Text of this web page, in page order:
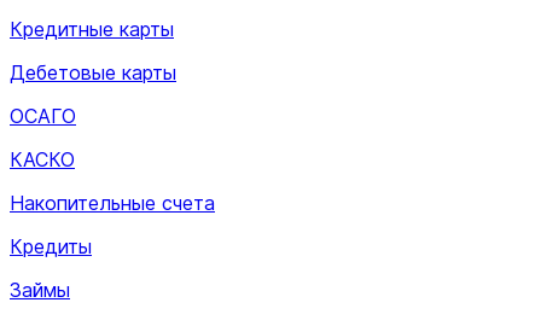
Кредитные карты
Дебетовые карты
ОСАГО
КАСКО
Накопительные счета
Кредиты
Займы